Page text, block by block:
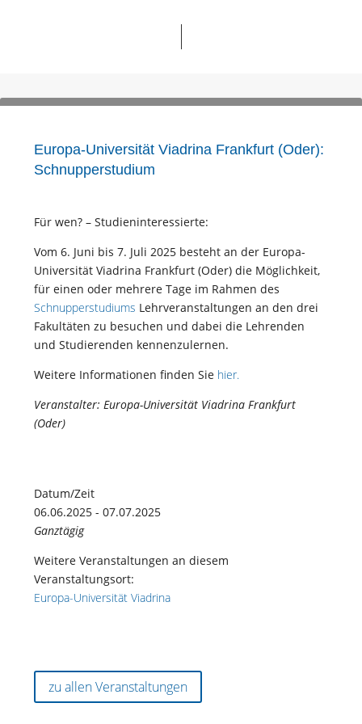
Europa-Universität Viadrina Frankfurt (Oder):
Schnupperstudium
Für wen? – Studieninteressierte:
Vom 6. Juni bis 7. Juli 2025 besteht an der Europa-
Universität Viadrina Frankfurt (Oder) die Möglichkeit,
für einen oder mehrere Tage im Rahmen des
Schnupperstudiums Lehrveranstaltungen an den drei
Fakultäten zu besuchen und dabei die Lehrenden
und Studierenden kennenzulernen.
Weitere Informationen finden Sie hier.
Veranstalter: Europa-Universität Viadrina Frankfurt
(Oder)
Datum/Zeit
06.06.2025 - 07.07.2025
Ganztägig
Weitere Veranstaltungen an diesem
Veranstaltungsort:
Europa-Universität Viadrina
zu allen Veranstaltungen